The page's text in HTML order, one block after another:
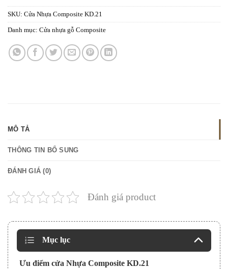
SKU: Cửa Nhựa Composite KD.21
Danh mục: Cửa nhựa gỗ Composite
MÔ TẢ
THÔNG TIN BỔ SUNG
ĐÁNH GIÁ (0)
Đánh giá product
Mục lục
Ưu điểm cửa Nhựa Composite KD.21